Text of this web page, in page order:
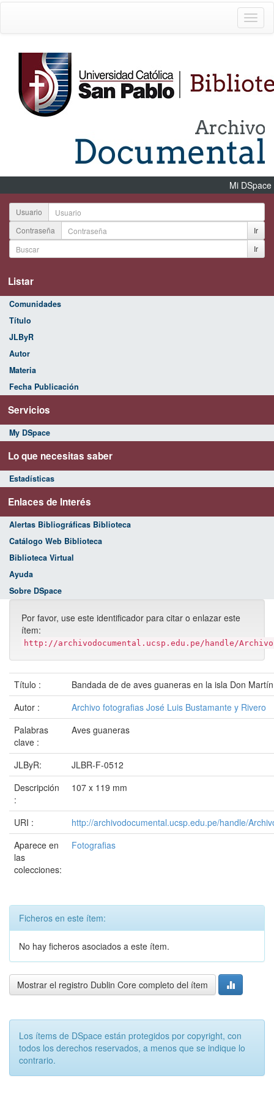
Mi DSpace
Usuario
Contraseña
Ir
Ir
Listar
Comunidades
Título
JLByR
Autor
Materia
Fecha Publicación
Servicios
My DSpace
Lo que necesitas saber
Estadísticas
Enlaces de Interés
Alertas Bibliográficas Biblioteca
Catálogo Web Biblioteca
Biblioteca Virtual
Ayuda
Sobre DSpace
Por favor, use este identificador para citar o enlazar este
ítem:
http://archivodocumental.ucsp.edu.pe/handle/
Título :
Bandada de de aves guaneras en la isla Don
Autor :
Archivo fotografias José Luis Bustamante y Rivero
Palabras
clave :
Aves guaneras
JLByR:
JLBR-F-0512
Descripción
:
107 x 119 mm
URI :
http://archivodocumental.ucsp.edu.pe/handle/
Aparece en
las
colecciones:
Fotografias
Ficheros en este ítem:
No hay ficheros asociados a este ítem.
Mostrar el registro Dublin Core completo del ítem
Los ítems de DSpace están protegidos por copyright, con
todos los derechos reservados, a menos que se indique lo
contrario.